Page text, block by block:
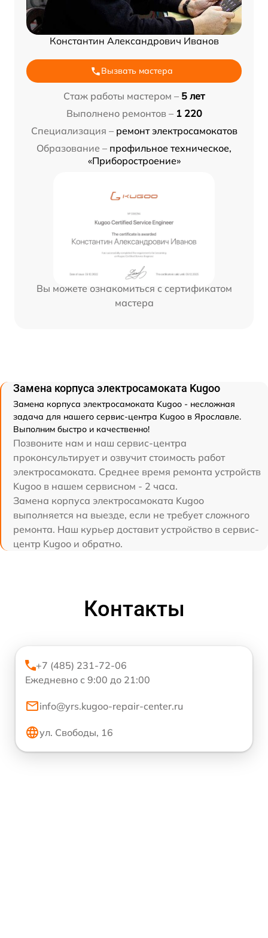
Константин Александрович Иванов
Вызвать мастера
Стаж работы мастером – 5 лет
Выполнено ремонтов – 1 220
Специализация – ремонт электросамокатов
Образование – профильное техническое,
«Приборостроение»
Вы можете ознакомиться с сертификатом
мастера
Замена корпуса электросамоката Kugoo
Замена корпуса электросамоката Kugoo - несложная
задача для нашего сервис-центра Kugoo в Ярославле.
Выполним быстро и качественно!
Позвоните нам и наш сервис-центра
проконсультирует и озвучит стоимость работ
электросамоката. Среднее время ремонта устройств
Kugoo в нашем сервисном - 2 часа.
Замена корпуса электросамоката Kugoo
выполняется на выезде, если не требует сложного
ремонта. Наш курьер доставит устройство в сервис-
центр Kugoo и обратно.
Контакты
+7 (485) 231-72-06
Ежедневно с 9:00 до 21:00
info@yrs.kugoo-repair-center.ru
ул. Свободы, 16